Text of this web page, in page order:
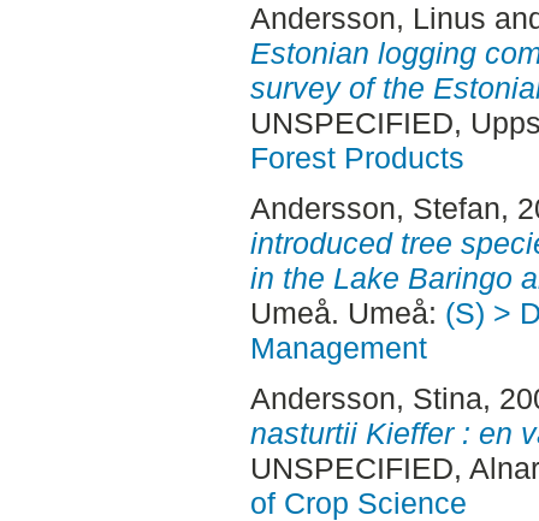
Andersson, Linus
Estonian logging
survey of the
UNSPECIFIED,
Forest Products
Andersson, Stefan,
introduced tree
in the Lake Baringo
Umeå. Umeå: (S) >
Management
Andersson, Stina,
nasturtii Kieffer : en
UNSPECIFIED,
of Crop Science